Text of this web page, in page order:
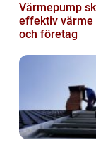
Värmepump
effektiv värme
och företag